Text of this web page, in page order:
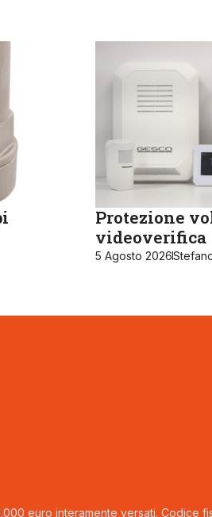
Protezione
videoverifica
5 Agosto 2026
euro interamente versati. Codice